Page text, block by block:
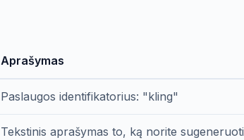
Aprašymas
Paslaugos identifikatorius: "kling"
Tekstinis aprašymas to, ką norite sugeneruoti